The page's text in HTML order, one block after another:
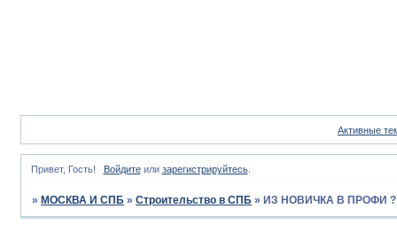
Активные
Привет, Гость! Войдитеили зарегистрируйтесь.
» МОСКВА И СПБ »Строительство в СПБ » ИЗ НОВИЧКА В ПРОФИ